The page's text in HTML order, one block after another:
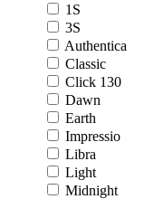
1S
3S
Authentica
Classic
Click 130
Dawn
Earth
Impressio
Libra
Light
Midnight